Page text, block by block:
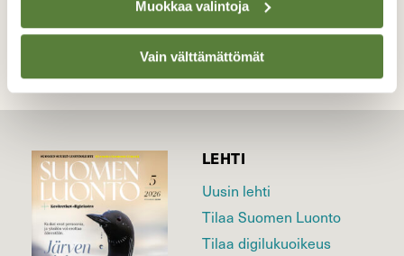
Muokkaa valintoja
Vain välttämättömät
LEHTI
Uusin lehti
Tilaa Suomen Luonto
Tilaa digilukuoikeus